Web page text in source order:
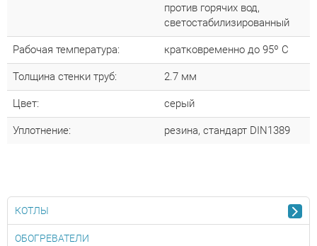
против горячих вод,
светостабилизированный
Рабочая температура: кратковременно до 95º С
Толщина стенки труб: 2.7 мм
Цвет: серый
Уплотнение: резина, стандарт DIN1389
КОТЛЫ
ОБОГРЕВАТЕЛИ